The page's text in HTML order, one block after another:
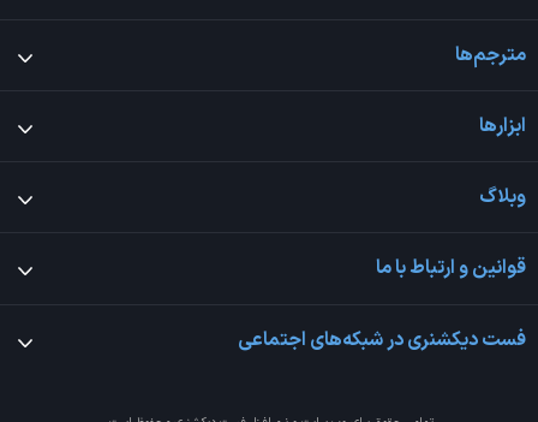
مترجم‌ها
ابزارها
وبلاگ
قوانین و ارتباط با ما
فست دیکشنری در شبکه‌های اجتماعی